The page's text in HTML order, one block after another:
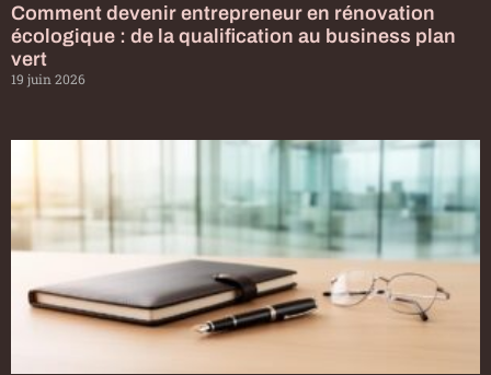
Comment devenir entrepreneur en rénovation
écologique : de la qualification au business plan
vert
19 juin 2026